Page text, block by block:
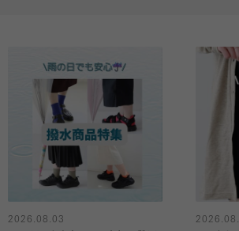
2026.08.03